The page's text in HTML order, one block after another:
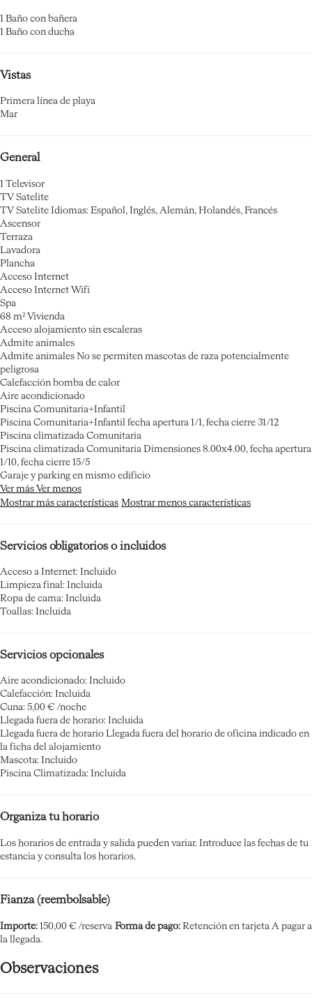
1 Baño con bañera
1 Baño con ducha
Vistas
Primera línea de playa
Mar
General
1 Televisor
TV Satelite
TV Satelite Idiomas: Español, Inglés, Alemán, Holandés, Francés
Ascensor
Terraza
Lavadora
Plancha
Acceso Internet
Acceso Internet Wifi
Spa
68 m² Vivienda
Acceso alojamiento sin escaleras
Admite animales
Admite animales No se permiten mascotas de raza potencialmente
peligrosa
Calefacción bomba de calor
Aire acondicionado
Piscina Comunitaria+Infantil
Piscina Comunitaria+Infantil fecha apertura 1/1, fecha cierre 31/12
Piscina climatizada Comunitaria
Piscina climatizada Comunitaria Dimensiones 8.00x4.00, fecha apertura
1/10, fecha cierre 15/5
Garaje y parking en mismo edificio
Ver más Ver menos
Mostrar más características Mostrar menos características
Servicios obligatorios o incluidos
Acceso a Internet: Incluido
Limpieza final: Incluida
Ropa de cama: Incluida
Toallas: Incluida
Servicios opcionales
Aire acondicionado: Incluido
Calefacción: Incluida
Cuna: 5,00 € /noche
Llegada fuera de horario: Incluida
Llegada fuera de horario Llegada fuera del horario de oficina indicado en
la ficha del alojamiento
Mascota: Incluido
Piscina Climatizada: Incluida
Organiza tu horario
Los horarios de entrada y salida pueden variar. Introduce las fechas de tu
estancia y consulta los horarios.
Fianza (reembolsable)
Importe: 150,00 € /reserva Forma de pago: Retención en tarjeta A pagar a
la llegada.
Observaciones